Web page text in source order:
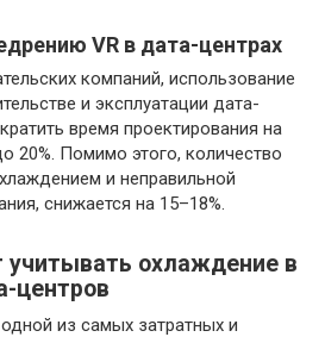
VR в дата-центрах
компаний, использование
и эксплуатации дата-
время проектирования на
20%. Помимо этого, количество
и неправильной
снижается на 15–18%.
учитывать охлаждение в
центров
из самых затратных и